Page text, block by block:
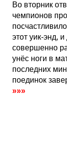
Во вторник
чемпионов
этот уик-энд,
совершенно
унёс ноги в
последних
поединок
»»»